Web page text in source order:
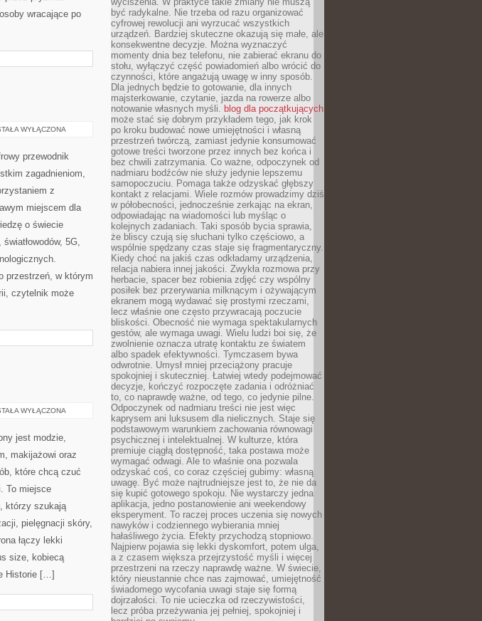
wracające po
WYŁĄCZONA
przewodnik
zagadnieniom,
z
miejscem dla
o świecie
5G,
przestrzeń, w którym
czytelnik może
WYŁĄCZONA
jest modzie,
makijażowi oraz
które chcą czuć
To miejsce
którzy szukają
pielęgnacji skóry,
łączy lekki
size, kobiecą
Historie […]
być radykalne. Nie trzeba od razu organizować
cyfrowej rewolucji ani wyrzucać wszystkich
urządzeń. Bardziej skuteczne okazują się małe, ale
konsekwentne decyzje. Można wyznaczyć
momenty dnia bez telefonu, nie zabierać ekranu do
stołu, wyłączyć część powiadomień albo wrócić do
czynności, które angażują uwagę w inny sposób.
Dla jednych będzie to gotowanie, dla innych
majsterkowanie, czytanie, jazda na rowerze albo
notowanie własnych myśli. blog dla początkujących
może stać się dobrym przykładem tego, jak krok
po kroku budować nowe umiejętności i własną
przestrzeń twórczą, zamiast jedynie konsumować
gotowe treści tworzone przez innych bez końca i
bez chwili zatrzymania. Co ważne, odpoczynek od
nadmiaru bodźców nie służy jedynie lepszemu
samopoczuciu. Pomaga także odzyskać głębszy
kontakt z relacjami. Wiele rozmów prowadzimy dziś
w półobecności, jednocześnie zerkając na ekran,
odpowiadając na wiadomości lub myśląc o
kolejnych zadaniach. Taki sposób bycia sprawia,
że bliscy czują się słuchani tylko częściowo, a
wspólnie spędzany czas staje się fragmentaryczny.
Kiedy choć na jakiś czas odkładamy urządzenia,
relacja nabiera innej jakości. Zwykła rozmowa przy
herbacie, spacer bez robienia zdjęć czy wspólny
posiłek bez przerywania milknącym i ożywającym
ekranem mogą wydawać się prostymi rzeczami,
lecz właśnie one często przywracają poczucie
bliskości. Obecność nie wymaga spektakularnych
gestów, ale wymaga uwagi. Wielu ludzi boi się, że
zwolnienie oznacza utratę kontaktu ze światem
albo spadek efektywności. Tymczasem bywa
odwrotnie. Umysł mniej przeciążony pracuje
spokojniej i skuteczniej. Łatwiej wtedy podejmować
decyzje, kończyć rozpoczęte zadania i odróżniać
to, co naprawdę ważne, od tego, co jedynie pilne.
Odpoczynek od nadmiaru treści nie jest więc
kaprysem ani luksusem dla nielicznych. Staje się
podstawowym warunkiem zachowania równowagi
psychicznej i intelektualnej. W kulturze, która
premiuje ciągłą dostępność, taka postawa może
wymagać odwagi. Ale to właśnie ona pozwala
odzyskać coś, co coraz częściej gubimy: własną
uwagę. Być może najtrudniejsze jest to, że nie da
się kupić gotowego spokoju. Nie wystarczy jedna
aplikacja, jedno postanowienie ani weekendowy
eksperyment. To raczej proces uczenia się nowych
nawyków i codziennego wybierania mniej
hałaśliwego życia. Efekty przychodzą stopniowo.
Najpierw pojawia się lekki dyskomfort, potem ulga,
a z czasem większa przejrzystość myśli i więcej
przestrzeni na rzeczy naprawdę ważne. W świecie,
który nieustannie chce nas zajmować, umiejętność
świadomego wycofania uwagi staje się formą
dojrzałości. To nie ucieczka od rzeczywistości,
lecz próba przeżywania jej pełniej, spokojniej i